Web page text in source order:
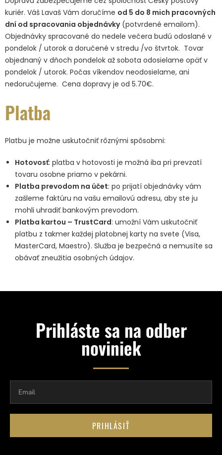
kuriér. Váš Lavaš Vám doručíme od 5 do 8 mich pracovných
dní od spracovania objednávky(potvrdené emailom).
Objednávky spracované do nedele večera budú odoslané v
pondelok / utorok a doručené v stredu /vo štvrtok. Tovar
objednaný v dňoch pondelok až sobota odosielame opäť v
pondelok / utorok. Počas víkendov neodosielame, ani
nedoručujeme. Cena dopravy je od 5.70€.
Platba
Platbu je možne uskutočniť rôznými spôsobmi:
Hotovosť: platba v hotovosti je možná iba pri prevzatí
tovaru osobne priamo v pekárni.
Platba prevodom na účet: po prijatí objednávky vám
zašleme faktúru na vašu emailovú adresu, aby ste ju
mohli uhradiť bankovým prevodom.
Platba kartou – TrustCard: umožní Vám uskutočniť
platbu z takmer každej platobnej karty na svete (Visa,
MasterCard, Maestro). Služba je bezpečná a nemusíte sa
obávať zneužitia osobných údajov.
Prihláste sa na odber
noviniek
PRIHLÁSIŤ